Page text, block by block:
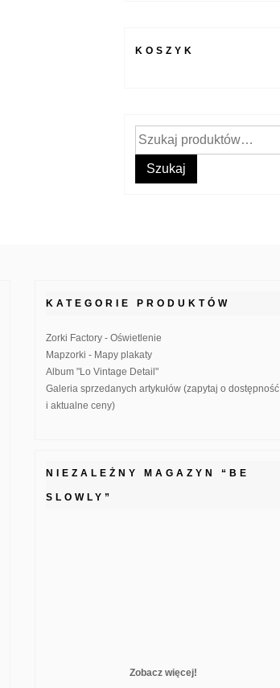
KOSZYK
Szukaj:
Szukaj
KATEGORIE PRODUKTÓW
Zorki Factory - Oświetlenie
Mapzorki - Mapy plakaty
Album "Lo Vintage Detail"
Galeria sprzedanych artykułów (zapytaj o dostępność
i aktualne ceny)
NIEZALEŻNY MAGAZYN “BE
SLOWLY”
Zobacz więcej!